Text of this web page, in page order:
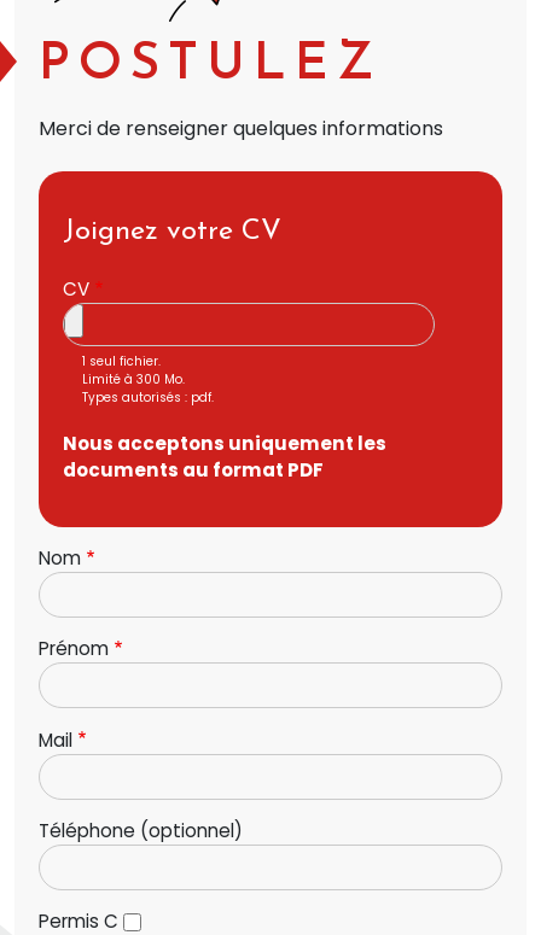
POSTULEZ
Merci de renseigner quelques informations
Joignez votre CV
CV
1 seul fichier.
Limité à 300 Mo.
Types autorisés : pdf.
Nous acceptons uniquement les
documents au format PDF
Nom
Prénom
Mail
Téléphone (optionnel)
Permis C